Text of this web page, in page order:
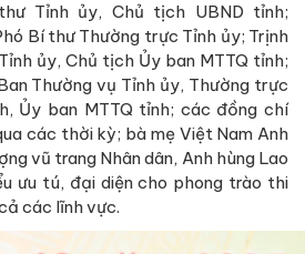
Tỉnh ủy, Chủ tịch UBND tỉnh;
Bí thư Thường trực Tỉnh ủy; Trịnh
ủy, Chủ tịch Ủy ban MTTQ tỉnh;
Thường vụ Tỉnh ủy, Thường trực
Ủy ban MTTQ tỉnh; các đồng chí
các thời kỳ; bà mẹ Việt Nam Anh
vũ trang Nhân dân, Anh hùng Lao
ưu tú, đại diện cho phong trào thi
các lĩnh vực.